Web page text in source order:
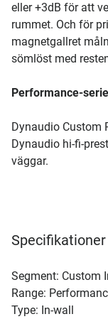
eller +3dB för att
rummet. Och för
magnetgallret
sömlöst med
Performance-
Dynaudio Custom
Dynaudio hi-fi-
väggar.
Specifikationer
Segment: Custom
Range:
Type: In-wall